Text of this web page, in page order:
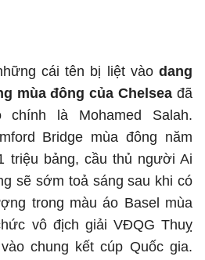
cái tên bị liệt vào dang
mùa đông của Chelsea đã
là Mohamed Salah.
Bridge mùa đông năm
triệu bảng, cầu thủ người Ai
sẽ sớm toả sáng sau khi có
trong màu áo Basel mùa
vô địch giải VĐQG Thuỵ
chung kết cúp Quốc gia.